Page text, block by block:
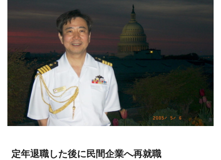
定年退職した後に民間企業へ再就職